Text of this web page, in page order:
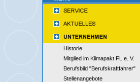
Historie
Mitglied im Klimapakt FL e. V.
Berufsbild "Berufskraftfahrer"
Stellenangebote